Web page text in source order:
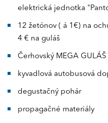
elektrická jednotka
12 žetónov ( á 1€) na
4 € na guláš
Čerhovský MEGA GULÁŠ
kyvadlová autobusová
degustačný pohár
propagačné materiály